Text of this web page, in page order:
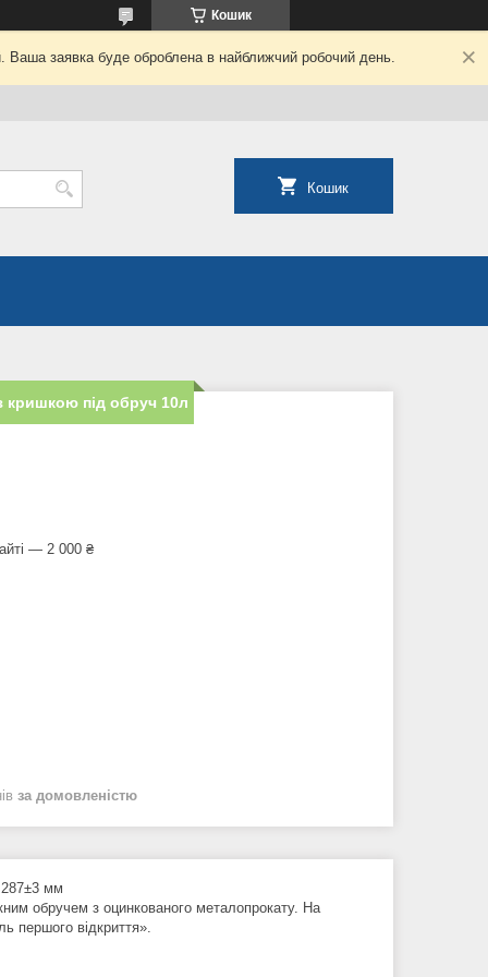
Кошик
Ваша заявка буде оброблена в найближчий робочий день.
Кошик
кришкою під обруч 10л
— 2 000 ₴
за домовленістю
287±3 мм
обручем з оцинкованого металопрокату. На
першого відкриття».